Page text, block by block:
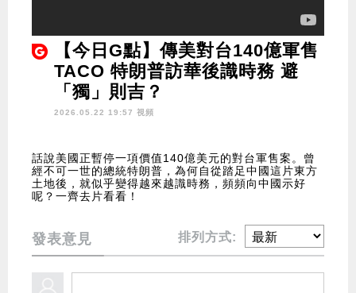
【今日G點】傳美對台140億軍售
TACO 特朗普訪華後識時務 避
「獨」則吉？
2026.05.22 19:57 視頻
話說美國正暫停一項價值140億美元的對台軍售案。曾
經不可一世的總統特朗普，為何自從踏足中國這片東方
土地後，就似乎變得越來越識時務，頻頻向中國示好
呢？一齊去片看看！
發表意見 排列方式: